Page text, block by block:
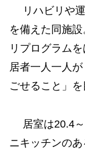
リハビリや運
を備えた同施
リプログラム
居者一人一人
ごせること」を
居室は20.4～
ニキッチンの